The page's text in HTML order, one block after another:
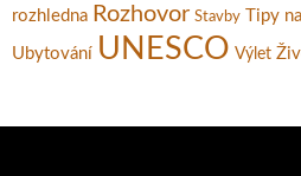
rozhledna Rozhovor Stavby Tipy
Ubytování UNESCO Výlet